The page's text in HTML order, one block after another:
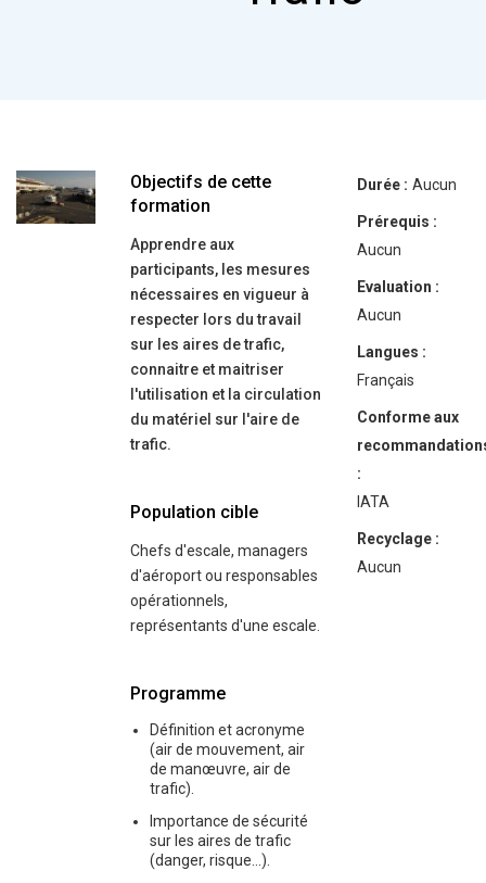
Objectifs de cette
formation
Apprendre aux
participants, les mesures
nécessaires en vigueur à
respecter lors du travail
sur les aires de trafic,
connaitre et maitriser
l'utilisation et la circulation
du matériel sur l'aire de
trafic.
Population cible
Chefs d'escale, managers
d'aéroport ou responsables
opérationnels,
représentants d'une escale.
Programme
Définition et acronyme
(air de mouvement, air
de manœuvre, air de
trafic).
Importance de sécurité
sur les aires de trafic
(danger, risque...).
Durée : Aucun
Prérequis :
Aucun
Evaluation :
Aucun
Langues :
Français
Conforme aux
:
IATA
Recyclage :
Aucun